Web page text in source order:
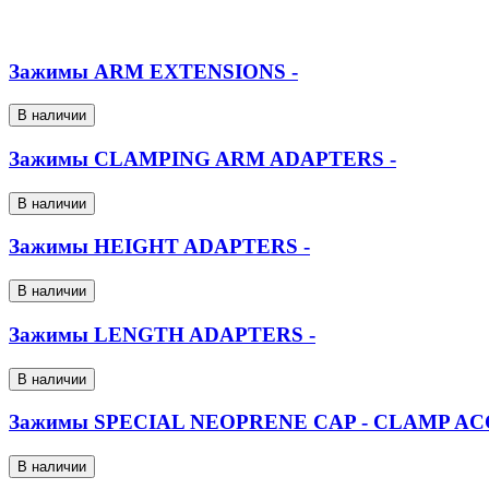
Зажимы ARM EXTENSIONS -
В наличии
Зажимы CLAMPING ARM ADAPTERS -
В наличии
Зажимы HEIGHT ADAPTERS -
В наличии
Зажимы LENGTH ADAPTERS -
В наличии
Зажимы SPECIAL NEOPRENE CAP - CLAMP
В наличии